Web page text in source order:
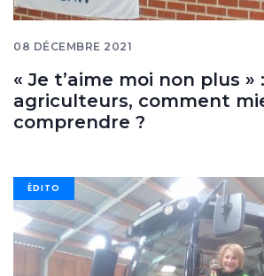
08 DÉCEMBRE 2021
« Je t’aime moi non plus »
agriculteurs, comment
comprendre ?
ÉDITO
Image
banner